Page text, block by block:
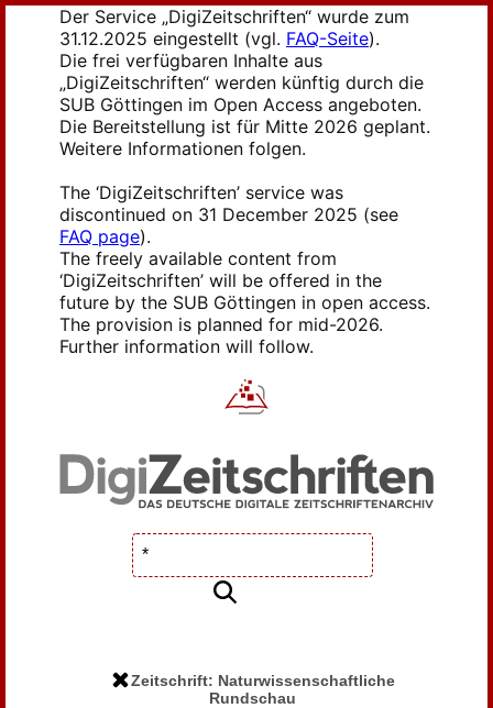
Der Service „DigiZeitschriften“ wurde zum
31.12.2025 eingestellt (vgl. FAQ-Seite).
Die frei verfügbaren Inhalte aus
„DigiZeitschriften“ werden künftig durch die
SUB Göttingen im Open Access angeboten.
Die Bereitstellung ist für Mitte 2026 geplant.
Weitere Informationen folgen.
The ‘DigiZeitschriften’ service was
discontinued on 31 December 2025 (see
FAQ page).
The freely available content from
‘DigiZeitschriften’ will be offered in the
future by the SUB Göttingen in open access.
The provision is planned for mid-2026.
Further information will follow.
Zeitschrift: Naturwissenschaftliche
Rundschau